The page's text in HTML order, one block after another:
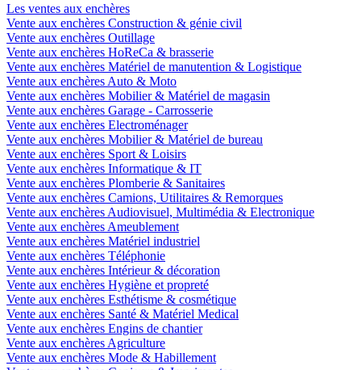
Les ventes aux enchères
Vente aux enchères Construction & génie civil
Vente aux enchères Outillage
Vente aux enchères HoReCa & brasserie
Vente aux enchères Matériel de manutention & Logistique
Vente aux enchères Auto & Moto
Vente aux enchères Mobilier & Matériel de magasin
Vente aux enchères Garage - Carrosserie
Vente aux enchères Electroménager
Vente aux enchères Mobilier & Matériel de bureau
Vente aux enchères Sport & Loisirs
Vente aux enchères Informatique & IT
Vente aux enchères Plomberie & Sanitaires
Vente aux enchères Camions, Utilitaires & Remorques
Vente aux enchères Audiovisuel, Multimédia & Electronique
Vente aux enchères Ameublement
Vente aux enchères Matériel industriel
Vente aux enchères Téléphonie
Vente aux enchères Intérieur & décoration
Vente aux enchères Hygiène et propreté
Vente aux enchères Esthétisme & cosmétique
Vente aux enchères Santé & Matériel Medical
Vente aux enchères Engins de chantier
Vente aux enchères Agriculture
Vente aux enchères Mode & Habillement